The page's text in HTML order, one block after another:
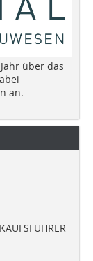
über das
an.